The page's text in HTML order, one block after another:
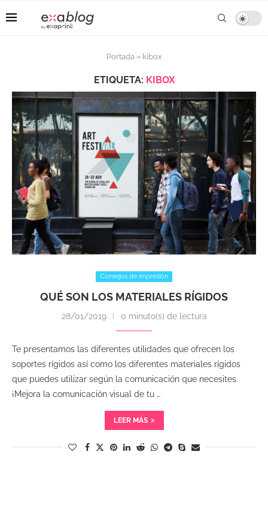
Portada» kibox
ETIQUETA: KIBOX
Consejos de impresión
QUÉ SON LOS MATERIALES RÍGIDOS
28/01/2019 0 minuto(s) de lectura
Te presentamos las diferentes utilidades que ofrecen los
soportes rígidos así como los diferentes materiales rígidos
que puedes utilizar según la comunicación que necesites.
¡Mejora la comunicación visual de tu …
LEER MÁS